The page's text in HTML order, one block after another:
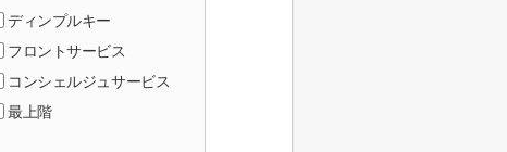
ディンプルキー
フロントサービス
コンシェルジュサービス
最上階